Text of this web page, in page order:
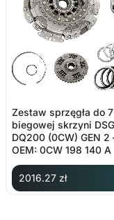
Zestaw sprzęgła do
biegowej skrzyni
DQ200 (0CW) GEN
OEM: 0CW 198 140 A
2016.27 zł